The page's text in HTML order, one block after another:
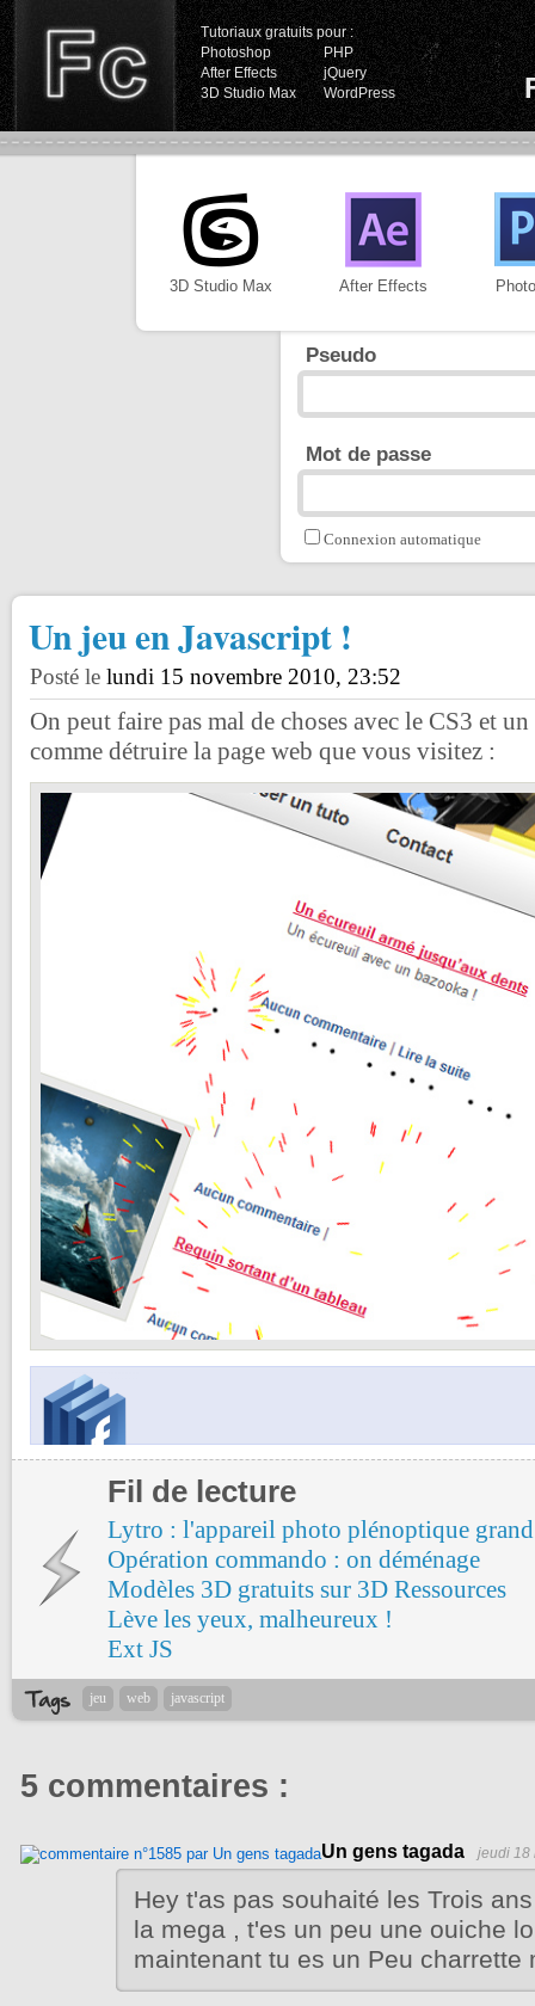
Tutoriaux gratuits pour :
Photoshop
PHP
After Effects
jQuery
3D Studio Max
WordPress
3D Studio Max After Effects
Pseudo
Mot de passe
Connexion automatique
Un jeu en Javascript !
Posté le lundi 15 novembre 2010, 23:52
On peut faire pas mal de choses avec le CS3 et
comme détruire la page web que vous visitez :
Fil de lecture
Lytro : l'appareil photo plénoptique
Opération commando : on déménage
Modèles 3D gratuits sur 3D Ressources
Lève les yeux, malheureux !
Ext JS
jeu web javascript
5 commentaires :
Un gens tagada jeudi 18
Hey t'as pas souhaité les Trois
la mega , t'es un peu une ouiche
maintenant tu es un Peu charrette